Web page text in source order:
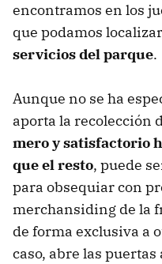
encontramos en los
que podamos localizar
servicios del parque.
Aunque no se ha
aporta la recolección
mero y satisfactorio
que el resto, puede
para obsequiar con
merchansiding de la
de forma exclusiva a
caso, abre las puertas